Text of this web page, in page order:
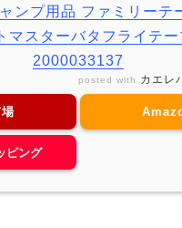
ンプ用品 ファミリーテ
マスターバタフライテー
2000033137
posted with カエレ
ピング